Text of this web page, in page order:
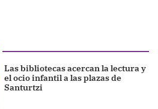
Las bibliotecas acercan la lectura y
el ocio infantil a las plazas de
Santurtzi